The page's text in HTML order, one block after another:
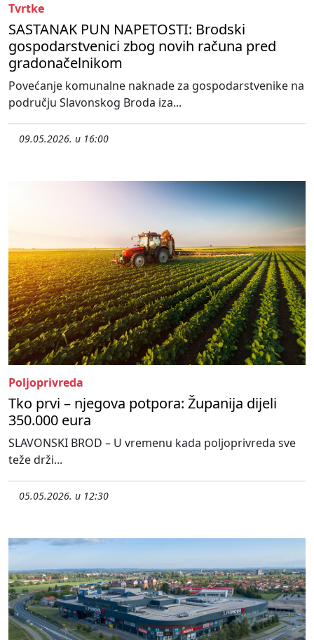
Tvrtke
SASTANAK PUN NAPETOSTI: Brodski
gospodarstvenici zbog novih računa pred
gradonačelnikom
Povećanje komunalne naknade za gospodarstvenike na
području Slavonskog Broda iza...
09.05.2026. u 16:00
Poljoprivreda
Tko prvi – njegova potpora: Županija dijeli
350.000 eura
SLAVONSKI BROD – U vremenu kada poljoprivreda sve
teže drži...
05.05.2026. u 12:30